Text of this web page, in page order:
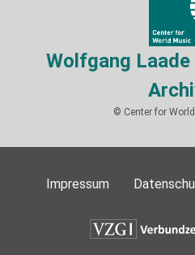
Wolfgang
© Center for
Impressum